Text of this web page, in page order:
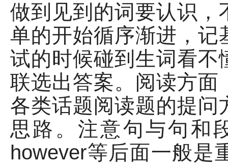
做到见到的词要认识，
单的开始循序渐进，记
试的时候碰到生词看不
联选出答案。阅读方面
各类话题阅读题的提
思路。注意句与句和
however等后面一般是